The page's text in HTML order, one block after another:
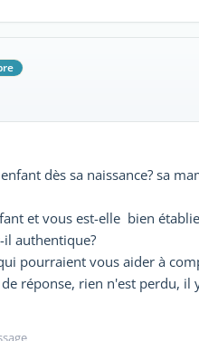
dès sa naissance? sa
et vous est-elle bien
il authentique?
pourraient vous aider à
réponse, rien n'est perdu,